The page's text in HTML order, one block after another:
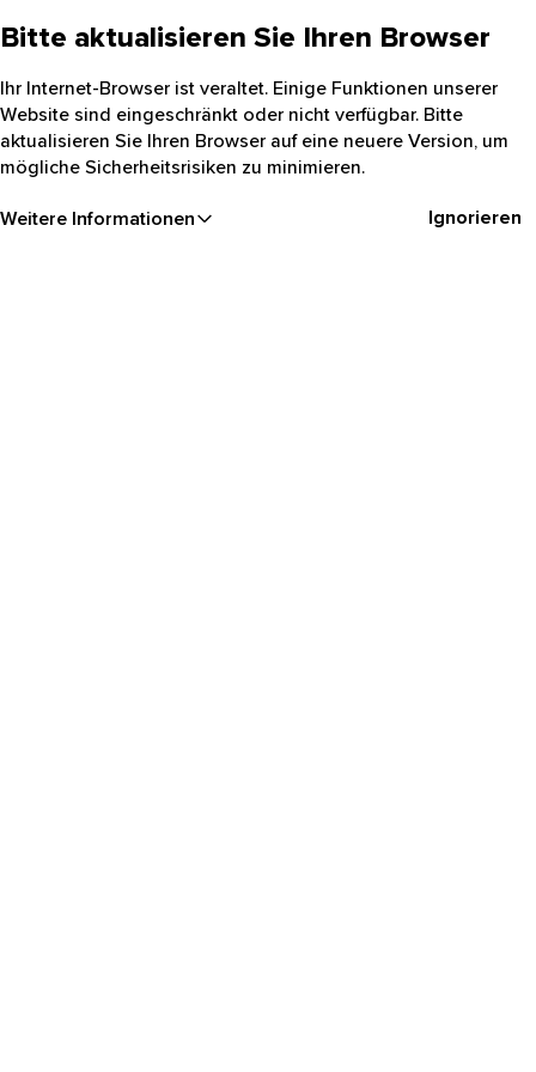
Bitte aktualisieren Sie Ihren Browser
Ihr Internet-Browser ist veraltet. Einige Funktionen unserer
Website sind eingeschränkt oder nicht verfügbar. Bitte
aktualisieren Sie Ihren Browser auf eine neuere Version, um
mögliche Sicherheitsrisiken zu minimieren.
Weitere Informationen Ignorieren